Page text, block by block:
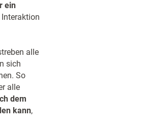
ein
alle
sich
So
alle
dem
kann,